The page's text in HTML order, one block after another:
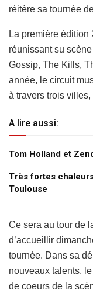
réitère sa tournée
La première édition
réunissant su
Gossip, The Kills,
année, le circuit
à travers trois
A lire aussi:
Tom Holland et
Très fortes
Toulouse
Ce sera au tour de
d’accueillir
tournée. Dans sa
nouveaux talents,
de coeurs de la